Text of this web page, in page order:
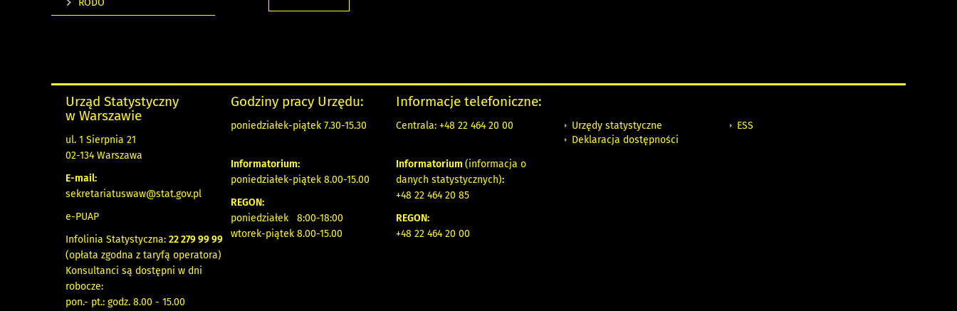
RODO
Urząd Statystyczny
w Warszawie
ul. 1 Sierpnia 21
02-134 Warszawa
E-mail:
sekretariatuswaw@stat.gov.pl
e-PUAP
Infolinia Statystyczna: 22 279 99 99
(opłata zgodna z taryfą operatora)
Konsultanci są dostępni w dni
robocze:
pon.- pt.: godz. 8.00 - 15.00
Godziny pracy Urzędu:
poniedziałek-piątek 7.30-15.30
Informatorium:
poniedziałek-piątek 8.00-15.00
REGON:
poniedziałek 8:00-18:00
wtorek-piątek 8.00-15.00
Informacje telefoniczne:
Centrala: +48 22 464 20 00
Informatorium (informacja o
danych statystycznych):
+48 22 464 20 85
REGON:
+48 22 464 20 00
Urzędy statystyczne
Deklaracja dostępności
ESS